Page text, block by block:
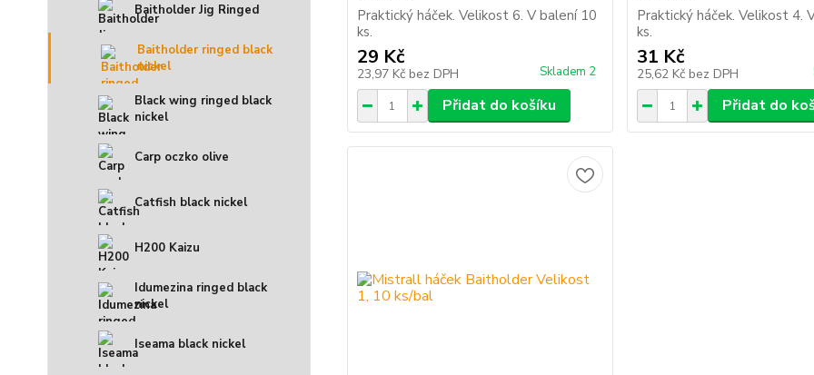
Baitholder Jig Ringed
Baitholder ringed black
nickel
Black wing ringed black
nickel
Carp oczko olive
Catfish black nickel
H200 Kaizu
Idumezina ringed black
nickel
Iseama black nickel
Praktický háček. Velikost 6. V balení 10
ks.
29 Kč
23,97 Kč bez DPH Skladem 2
Přidat do košíku
Praktický háček. Velikost 4.
ks.
31 Kč
25,62 Kč bez DPH
Přidat do